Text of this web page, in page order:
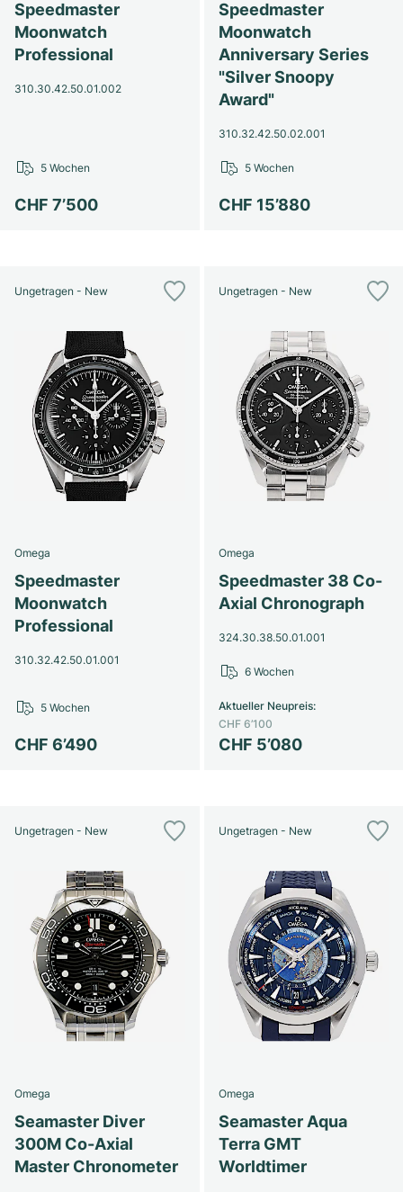
Milgauss
Sea-Dweller
Damenuhren
Ronde
Tortue
Gebraucht
Damenuhren
Professional
Chronospace
Gebraucht
Damenuhren
Formula 1
Portofino
Spitfire
Spirit of Big Bang
Speedmaster
Moonwatch
Professional
310.30.42.50.01.002
CHF 7’500
5 Wochen
Speedmaster
Moonwatch
Anniversary Series
"Silver Snoopy
Award"
310.32.42.50.02.001
CHF 15’880
5 Wochen
Ungetragen - New
Omega
Speedmaster
Moonwatch
Professional
310.32.42.50.01.001
CHF 6’490
5 Wochen
Ungetragen - New
Omega
Speedmaster 38 Co-
Axial Chronograph
324.30.38.50.01.001
CHF 5’080
Aktueller Neupreis:
CHF 6’100
6 Wochen
Ungetragen - New
Omega
Seamaster Diver
300M Co-Axial
Master Chronometer
Ungetragen - New
Omega
Seamaster Aqua
Terra GMT
Worldtimer